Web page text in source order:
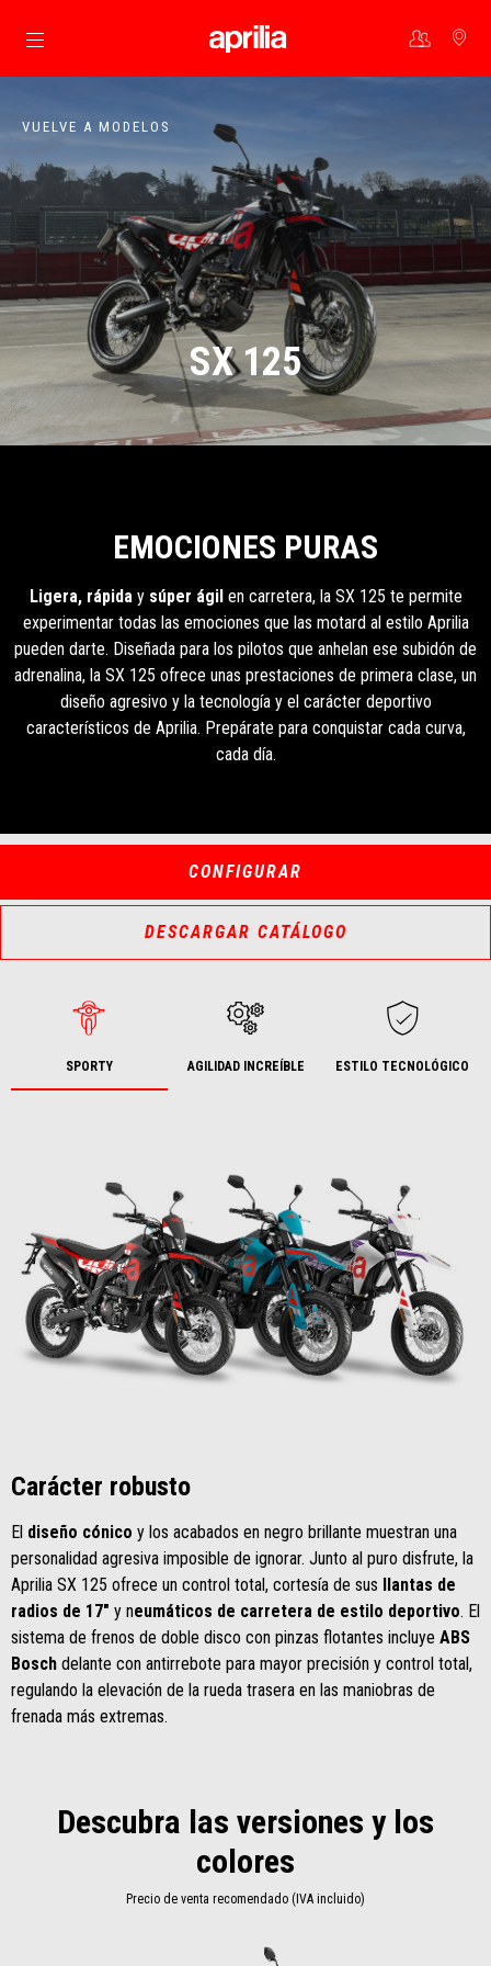
Ir al contenido principal
VUELVE A MODELOS
SX 125
EMOCIONES PURAS
Ligera, rápida y súper ágilen carretera, la SX 125 te permite
experimentar todas las emociones que las motard al estilo Aprilia
pueden darte. Diseñada para los pilotos que anhelan ese subidón de
adrenalina, la SX 125 ofrece unas prestaciones de primera clase, un
diseño agresivo y la tecnología y el carácter deportivo
característicos de Aprilia. Prepárate para conquistar cada curva,
cada día.
CONFIGURAR
DESCARGAR CATÁLOGO
SPORTY AGILIDAD INCREÍBLE ESTILO TECNOLÓGICO
Carácter robusto
El diseño cónico y los acabados en negro brillante muestran una
personalidad agresiva imposible de ignorar. Junto al puro disfrute, la
Aprilia SX 125 ofrece un control total, cortesía de sus llantas de
radios de 17" y neumáticos de carretera de estilo deportivo. El
sistema de frenos de doble disco con pinzas flotantes incluye ABS
Bosch delante con antirrebote para mayor precisión y control total,
regulando la elevación de la rueda trasera en las maniobras de
frenada más extremas.
Descubra las versiones y los
colores
Precio de venta recomendado (IVA incluido)